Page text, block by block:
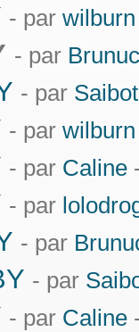
- par wilburn
- par
- par Saibot
- par wilburn
- par Caline
- par
- par
- par
- par Caline